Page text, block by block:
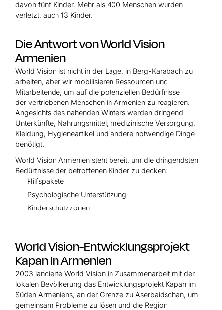
davon fünf Kinder. Mehr als 400 Menschen wurden
verletzt, auch 13 Kinder.
Die Antwort von World Vision
Armenien
World Vision ist nicht in der Lage, in Berg-Karabach zu
arbeiten, aber wir mobilisieren Ressourcen und
Mitarbeitende, um auf die potenziellen Bedürfnisse
der vertriebenen Menschen in Armenien zu reagieren.
Angesichts des nahenden Winters werden dringend
Unterkünfte, Nahrungsmittel, medizinische Versorgung,
Kleidung, Hygieneartikel und andere notwendige Dinge
benötigt.
World Vision Armenien steht bereit, um die dringendsten
Bedürfnisse der betroffenen Kinder zu decken:
Hilfspakete
Psychologische Unterstützung
Kinderschutzzonen
World Vision-Entwicklungsprojekt
Kapan in Armenien
2003 lancierte World Vision in Zusammenarbeit mit der
lokalen Bevölkerung das Entwicklungsprojekt Kapan im
Süden Armeniens, an der Grenze zu Aserbaidschan, um
gemeinsam Probleme zu lösen und die Region